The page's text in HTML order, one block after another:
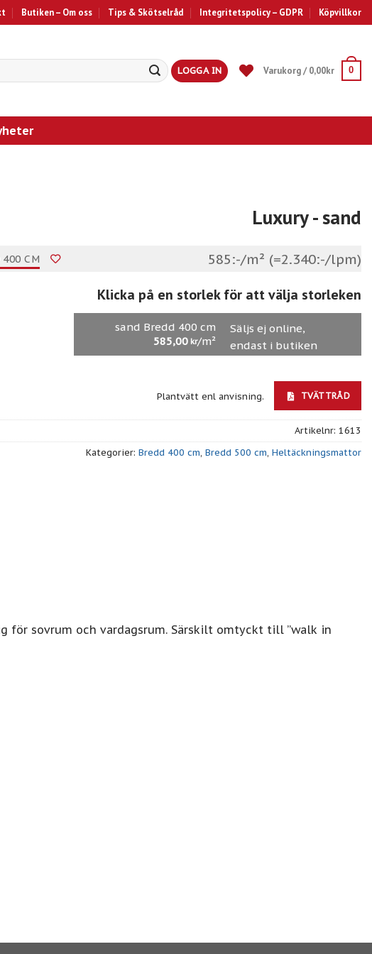
Butiken – Om oss Tips & Skötselråd Integritetspolicy – GDPR Köpvillkor
LOGGA IN Varukorg /0,00kr 0
Luxury- sand
400 CM 585:-/m² (=2.340:-/lpm)
Klicka på en storlek för att välja storleken
sand Bredd 400 cm
585,00 kr/m²
Säljs ej online,
endast i butiken
Plantvätt enl anvisning. TVÄTTRÅD
Artikelnr: 1613
Kategorier: Bredd 400 cm, Bredd 500 cm, Heltäckningsmattor
sovrum och vardagsrum. Särskilt omtyckt till ”walk in